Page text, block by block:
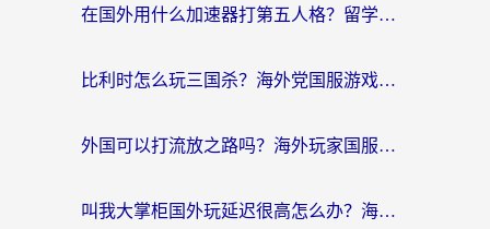
在国外用什么加速器打第五人格？留学生亲测：这6个功能才是关键！
比利时怎么玩三国杀？海外党国服游戏加速器终极指南（附问道CODOL优化方案）
外国可以打流放之路吗？海外玩家国服游戏畅玩终极指南（附实测推荐）
叫我大掌柜国外玩延迟很高怎么办？海外党亲测的国服游戏加速全攻略